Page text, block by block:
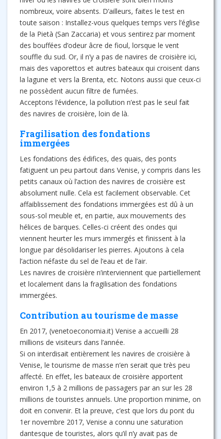
nombreux, voire absents. D’ailleurs, faites le test en
toute saison : Installez-vous quelques temps vers l’église
de la Pietà (San Zaccaria) et vous sentirez par moment
des bouffées d’odeur âcre de fioul, lorsque le vent
souffle du sud. Or, il n’y a pas de navires de croisière ici,
mais des vaporettos et autres bateaux qui croisent dans
la lagune et vers la Brenta, etc. Notons aussi que ceux-ci
ne possèdent aucun filtre de fumées.
Acceptons l’évidence, la pollution n’est pas le seul fait
des navires de croisière, loin de là.
Fragilisation des fondations
immergées
Les fondations des édifices, des quais, des ponts
fatiguent un peu partout dans Venise, y compris dans les
petits canaux où l’action des navires de croisière est
absolument nulle. Cela est facilement observable. Cet
affaiblissement des fondations immergées est dû à un
sous-sol meuble et, en partie, aux mouvements des
hélices de barques. Celles-ci créent des ondes qui
viennent heurter les murs immergés et finissent à la
longue par désolidariser les pierres. Ajoutons à cela
l’action néfaste du sel de l’eau et de l’air.
Les navires de croisière n’interviennent que partiellement
et localement dans la fragilisation des fondations
immergées.
Contribution au tourisme de masse
En 2017, (venetoeconomia.it) Venise a accueilli 28
millions de visiteurs dans l’année.
Si on interdisait entièrement les navires de croisière à
Venise, le tourisme de masse n’en serait que très peu
affecté. En effet, les bateaux de croisière apportent
environ 1,5 à 2 millions de passagers par an sur les 28
millions de touristes annuels. Une proportion minime, on
doit en convenir. Et la preuve, c’est que lors du pont du
1er novembre 2017, Venise a connu une saturation
dantesque de touristes, alors qu’il n’y avait pas de